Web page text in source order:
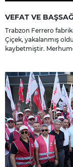
VEFAT VE
Trabzon Ferrero
Çiçek, yakalanmış
kaybetmiştir.